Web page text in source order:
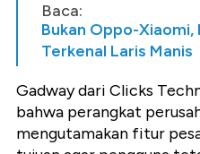
Baca:
Bukan Oppo-Xiaomi,
Terkenal Laris Manis
Gadway dari Clicks
bahwa perangkat
mengutamakan fitur